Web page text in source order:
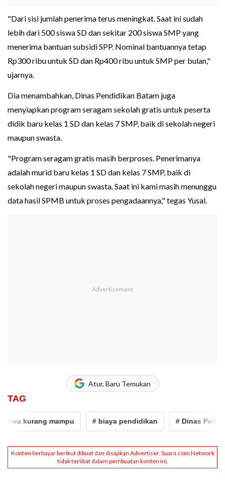
"Dari sisi jumlah penerima terus meningkat. Saat ini sudah
lebih dari 500 siswa SD dan sekitar 200 siswa SMP yang
menerima bantuan subsidi SPP. Nominal bantuannya tetap
Rp300 ribu untuk SD dan Rp400 ribu untuk SMP per bulan,"
ujarnya.
Dia menambahkan, Dinas Pendidikan Batam juga
menyiapkan program seragam sekolah gratis untuk peserta
didik baru kelas 1 SD dan kelas 7 SMP, baik di sekolah negeri
maupun swasta.
"Program seragam gratis masih berproses. Penerimanya
adalah murid baru kelas 1 SD dan kelas 7 SMP, baik di
sekolah negeri maupun swasta. Saat ini kami masih menunggu
data hasil SPMB untuk proses pengadaannya," tegas Yusal.
Atur, Baru Temukan
TAG
kurang mampu # biaya pendidikan # Dinas